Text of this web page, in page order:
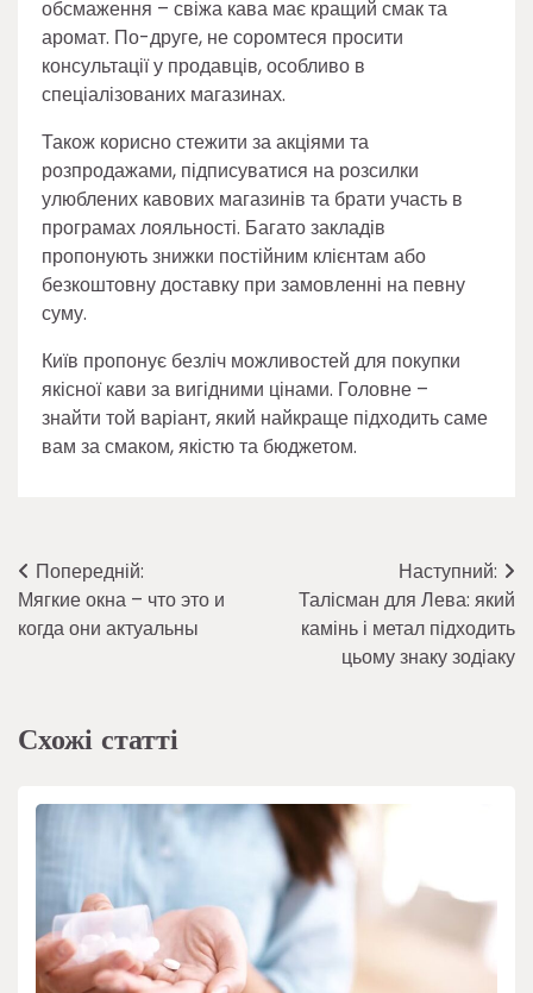
обсмаження – свіжа кава має кращий смак та
аромат. По-друге, не соромтеся просити
консультації у продавців, особливо в
спеціалізованих магазинах.
Також корисно стежити за акціями та
розпродажами, підписуватися на розсилки
улюблених кавових магазинів та брати участь в
програмах лояльності. Багато закладів
пропонують знижки постійним клієнтам або
безкоштовну доставку при замовленні на певну
суму.
Київ пропонує безліч можливостей для покупки
якісної кави за вигідними цінами. Головне –
знайти той варіант, який найкраще підходить саме
вам за смаком, якістю та бюджетом.
Навігація
записів
Попередній:
Мягкие окна – что это и
когда они актуальны
Наступний:
Талісман для Лева: який
камінь і метал підходить
цьому знаку зодіаку
Схожі статті